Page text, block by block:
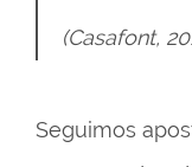
(Casafont,
Seguimos